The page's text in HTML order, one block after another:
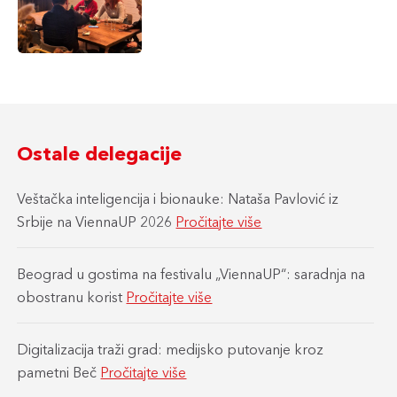
Atzgersdorf
Ostale delegacije
Veštačka inteligencija i bionauke: Nataša Pavlović iz
Srbije na ViennaUP 2026 Pročitajte više
Beograd u gostima na festivalu „ViennaUP“: saradnja na
obostranu korist Pročitajte više
Digitalizacija traži grad: medijsko putovanje kroz
pametni Beč Pročitajte više